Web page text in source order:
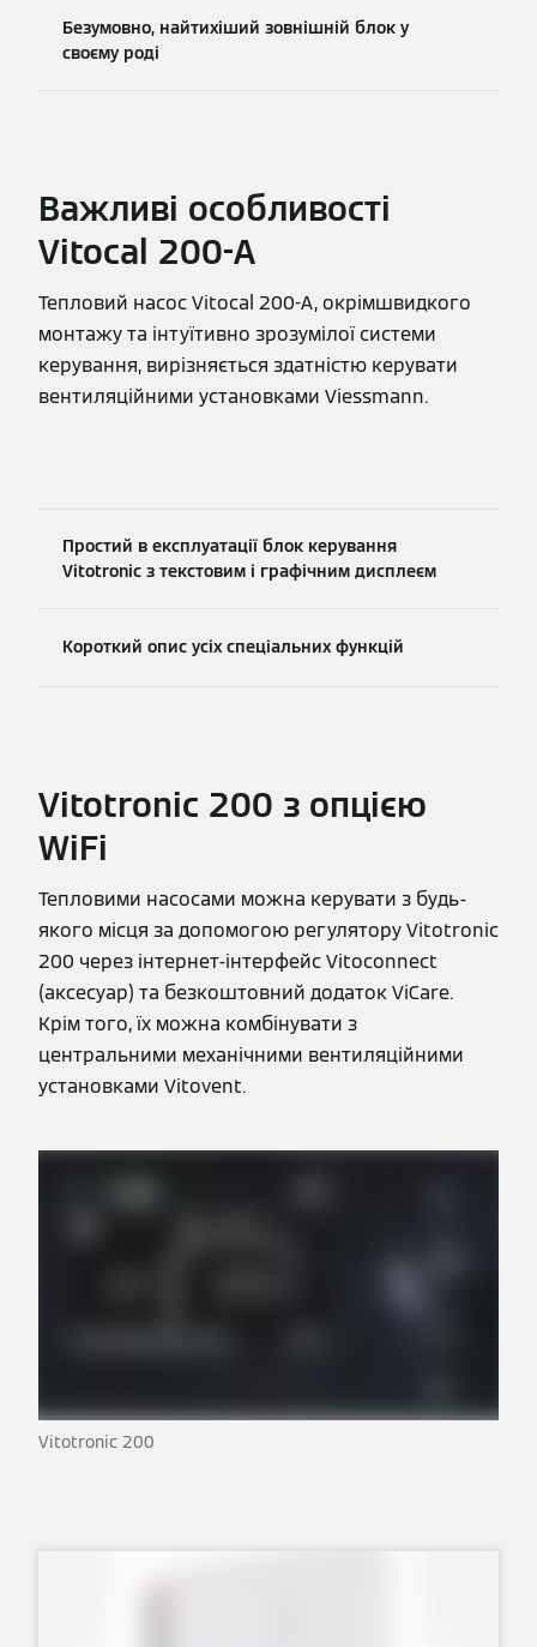
Безумовно, найтихіший зовнішній блок у
своєму роді
Важливі особливості
Vitocal 200-A
Тепловий насос Vitocal 200-A, окрімшвидкого
монтажу та інтуїтивно зрозумілої системи
керування, вирізняється здатністю керувати
вентиляційними установками Viessmann.
Простий в експлуатації блок керування
Vitotronic з текстовим і графічним дисплеєм
Короткий опис усіх спеціальних функцій
Vitotronic 200 з опцією
WiFi
Тепловими насосами можна керувати з будь-
якого місця за допомогою регулятору Vitotronic
200 через інтернет-інтерфейс Vitoconnect
(аксесуар) та безкоштовний додаток ViCare.
Крім того, їх можна комбінувати з
центральними механічними вентиляційними
установками Vitovent.
Vitotronic 200